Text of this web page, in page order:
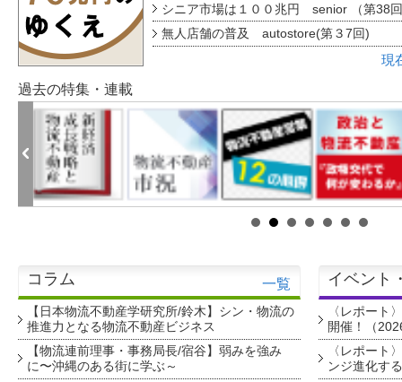
シニア市場は１００兆円 senior （第38
無人店舗の普及 autostore(第３7回)
現
過去の特集・連載
コラム 一覧
【日本物流不動産学研究所/鈴木】シン・物流の
推進力となる物流不動産ビジネス
【物流連前理事・事務局長/宿谷】弱みを強み
に〜沖縄のある街に学ぶ～
イベント
〈レポート
開催！（
〈レポート
ンジ進化す